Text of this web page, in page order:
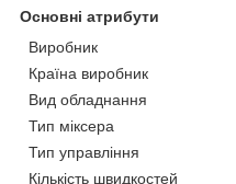
Основні атрибути
Виробник
Країна виробник
Вид обладнання
Тип міксера
Тип управління
Кількість швидкостей